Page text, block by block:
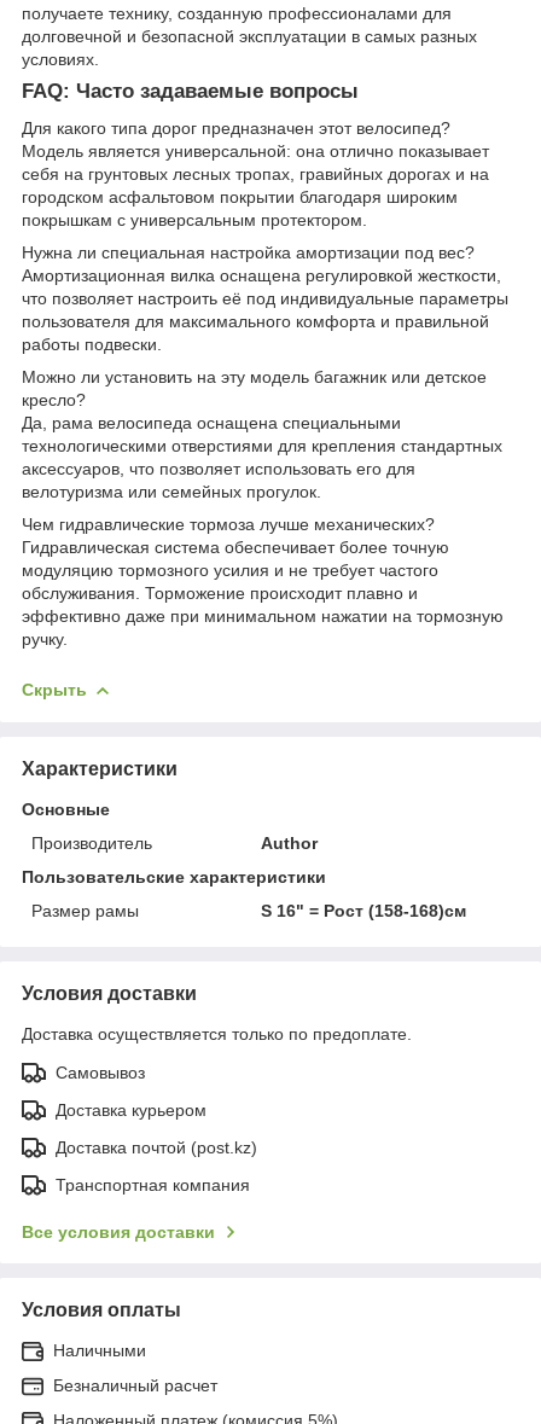
получаете технику, созданную профессионалами для
долговечной и безопасной эксплуатации в самых разных
условиях.
FAQ: Часто задаваемые вопросы
Для какого типа дорог предназначен этот велосипед?
Модель является универсальной: она отлично показывает
себя на грунтовых лесных тропах, гравийных дорогах и на
городском асфальтовом покрытии благодаря широким
покрышкам с универсальным протектором.
Нужна ли специальная настройка амортизации под вес?
Амортизационная вилка оснащена регулировкой жесткости,
что позволяет настроить её под индивидуальные параметры
пользователя для максимального комфорта и правильной
работы подвески.
Можно ли установить на эту модель багажник или детское
кресло?
Да, рама велосипеда оснащена специальными
технологическими отверстиями для крепления стандартных
аксессуаров, что позволяет использовать его для
велотуризма или семейных прогулок.
Чем гидравлические тормоза лучше механических?
Гидравлическая система обеспечивает более точную
модуляцию тормозного усилия и не требует частого
обслуживания. Торможение происходит плавно и
эффективно даже при минимальном нажатии на тормозную
ручку.
Скрыть
Характеристики
Основные
Производитель
Author
Пользовательские характеристики
Размер рамы
S 16" = Рост (158-168)см
Условия доставки
Доставка осуществляется только по предоплате.
Самовывоз
Доставка курьером
Доставка почтой (post.kz)
Транспортная компания
Все условия доставки
Условия оплаты
Наличными
Безналичный расчет
Наложенный платеж (комиссия 5%)